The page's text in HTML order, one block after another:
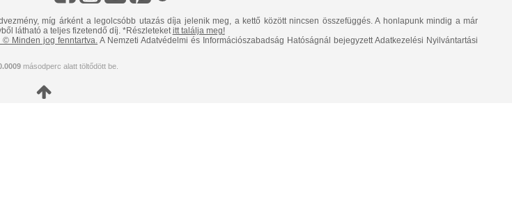
míg árként a legolcsóbb utazás díja jelenik meg, a kettő között nincsen összefüggés. A honlapunk mindig a már
látható a teljes fizetendő díj. *Részleteketitt találja meg!
© Minden jog fenntartva. A Nemzeti Adatvédelmi és Információszabadság Hatóságnál bejegyzett Adatkezelési Nyilvántartási
másodperc alatt töltődött be.